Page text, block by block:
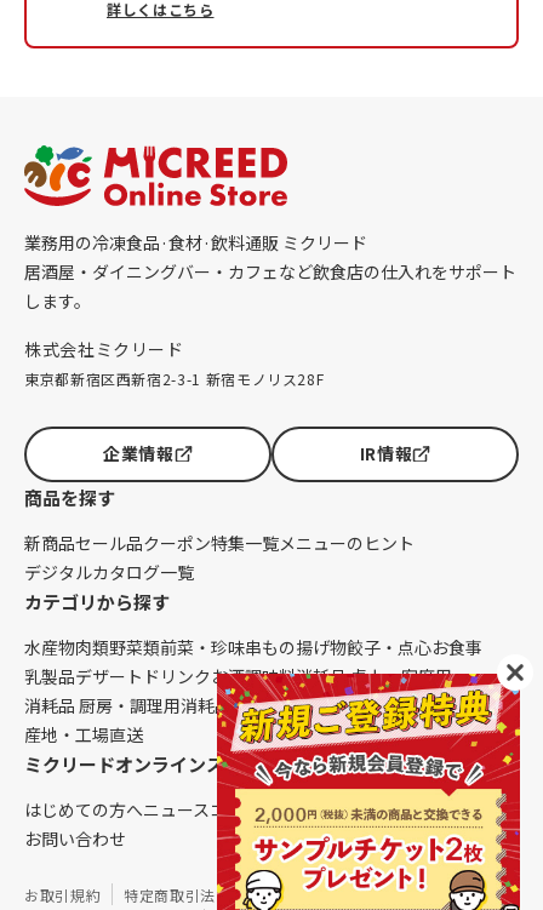
詳しくはこちら
業務用の冷凍食品·食材·飲料通販 ミクリード
居酒屋・ダイニングバー・カフェなど飲食店の仕入れをサポート
します。
株式会社ミクリード
東京都新宿区西新宿2-3-1 新宿モノリス28F
企業情報 IR情報
商品を探す
新商品セール品クーポン特集一覧メニューのヒント
デジタルカタログ一覧
カテゴリから探す
水産物肉類野菜類前菜・珍味串もの揚げ物餃子・点心お食事
乳製品デザート ドリンク お酒調味料消耗品 卓上・客席用
消耗品 厨房・調理用消耗品 クレンリネス生鮮品（配送便限定）
産地・工場直送
ミクリードオンラインストアについて
はじめての方へニュースコラムご利用ガイド会社概要
お問い合わせ
お取引規約 特定商取引法に基づく表記
個人情報保護方針